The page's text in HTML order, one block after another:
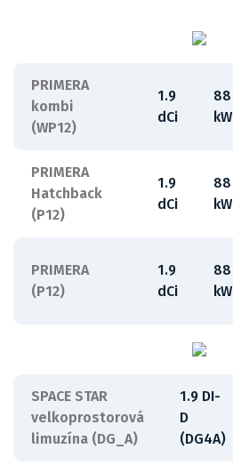
PRIMERA
kombi
(WP12)
1.9
dCi
88
kW
PRIMERA
Hatchback
(P12)
1.9
dCi
88
kW
PRIMERA
(P12)
1.9
dCi
88
kW
SPACE STAR
velkoprostorová
limuzína (DG_A)
1.9 DI-
D
(DG4A)